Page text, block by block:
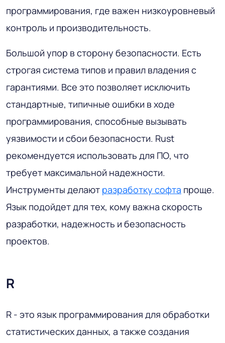
программирования, где важен низкоуровневый
контроль и производительность.
Большой упор в сторону безопасности. Есть
строгая система типов и правил владения с
гарантиями. Все это позволяет исключить
стандартные, типичные ошибки в ходе
программирования, способные вызывать
уязвимости и сбои безопасности. Rust
рекомендуется использовать для ПО, что
требует максимальной надежности.
Инструменты делают разработку софта проще.
Язык подойдет для тех, кому важна скорость
разработки, надежность и безопасность
проектов.
R
R - это язык программирования для обработки
статистических данных, а также создания